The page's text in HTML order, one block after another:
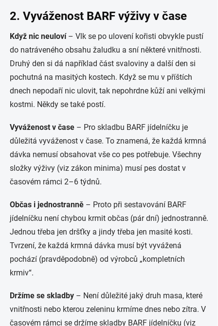
2. Vyváženost BARF výživy v čase
Když nic neuloví – Vlk se po ulovení kořisti obvykle pustí
do natráveného obsahu žaludku a sní některé vnitřnosti.
Druhý den si dá například část svaloviny a další den si
pochutná na masitých kostech. Když se mu v příštích
dnech nepodaří nic ulovit, tak nepohrdne kůží ani velkými
kostmi. Někdy se také postí.
Vyváženost v čase – Pro skladbu BARF jídelníčku je
důležitá vyváženost v čase. To znamená, že každá krmná
dávka nemusí obsahovat vše co pes potřebuje. Všechny
složky výživy (viz zákon minima) musí pes dostat v
časovém rámci 2–6 týdnů.
Občas i jednostranně – Proto při sestavování BARF
jídelníčku není chybou krmit občas (pár dní) jednostranně.
Jednou třeba jen dršťky a jindy třeba jen masité kosti.
Tvrzení, že každá krmná dávka musí být vyvážená
pochází (pravděpodobně) od výrobců „kompletních
krmiv“.
Držíme se skladby – Není důležité jaký druh masa, které
vnitřnosti nebo kterou zeleninu krmíme dnes nebo zítra. V
časovém rámci se držíme skladby BARF jídelníčku (viz